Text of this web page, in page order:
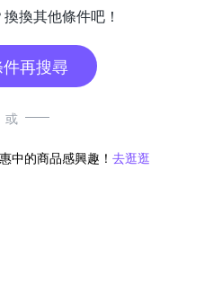
換其他條件吧！
再搜尋
或
中的商品感興趣！ 去逛逛